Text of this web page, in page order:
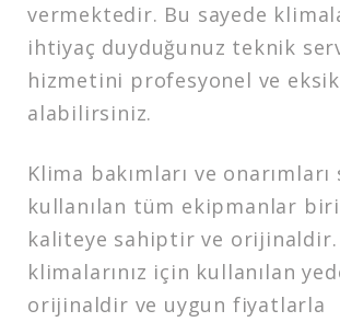
vermektedir. Bu sayede
ihtiyaç duyduğunuz teknik
hizmetini profesyonel ve
alabilirsiniz.
Klima bakımları ve onarımları
kullanılan tüm ekipmanlar
kaliteye sahiptir ve orijinaldir.
klimalarınız için kullanılan
orijinaldir ve uygun fiyatlarla